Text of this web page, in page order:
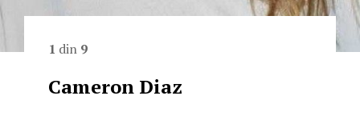
1 din 9
Cameron Diaz